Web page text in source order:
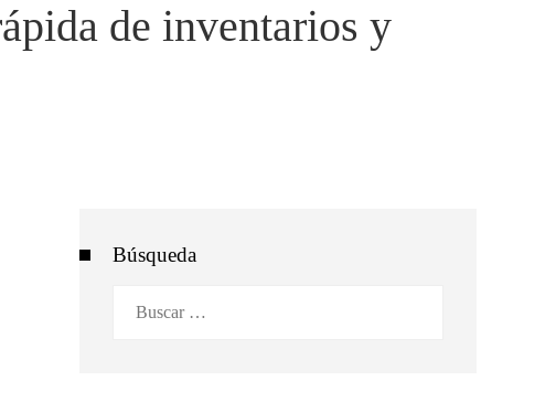
de inventarios y
Búsqueda